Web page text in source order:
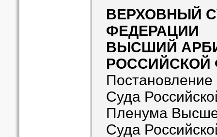
ВЕРХОВНЫЙ
ФЕДЕРАЦИИ
ВЫСШИЙ
РОССИЙСКОЙ
Суда
Пленума
Суда